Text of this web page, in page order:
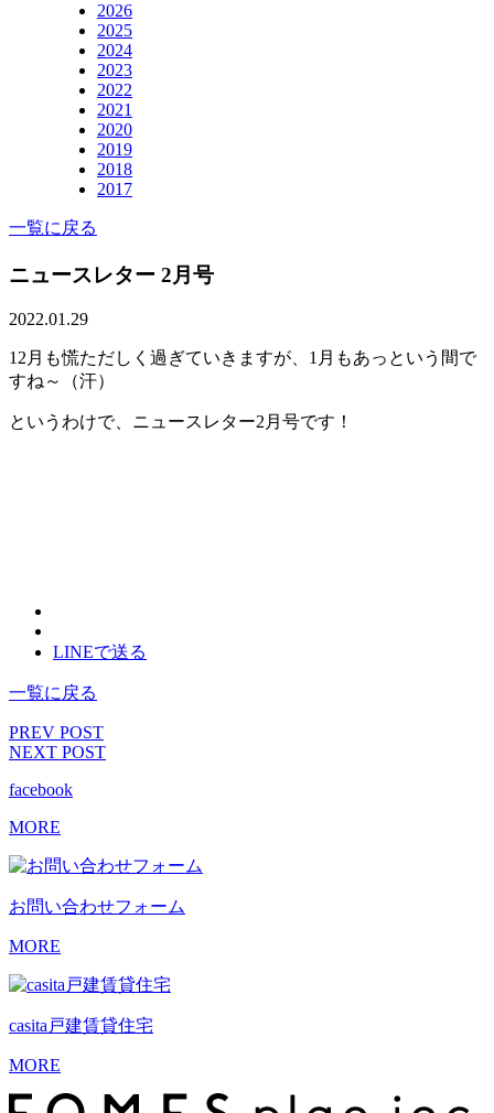
2026
2025
2024
2023
2022
2021
2020
2019
2018
2017
一覧に戻る
ニュースレター 2月号
2022.01.29
12月も慌ただしく過ぎていきますが、1月もあっという間で
すね～（汗）
というわけで、ニュースレター2月号です！
LINEで送る
一覧に戻る
PREV POST
NEXT POST
facebook
MORE
お問い合わせフォーム
MORE
casita戸建賃貸住宅
MORE